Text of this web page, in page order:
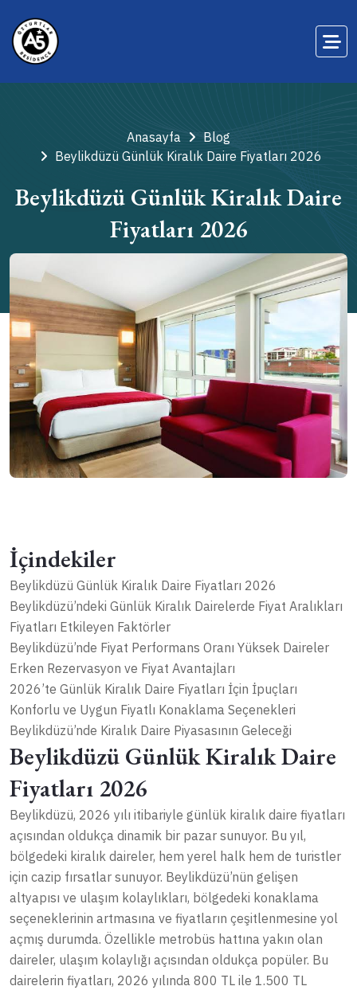
Anasayfa
Blog
Beylikdüzü Günlük Kiralık Daire Fiyatları 2026
Beylikdüzü Günlük Kiralık Daire
Fiyatları 2026
İçindekiler
Beylikdüzü Günlük Kiralık Daire Fiyatları 2026
Beylikdüzü’ndeki Günlük Kiralık Dairelerde Fiyat Aralıkları
Fiyatları Etkileyen Faktörler
Beylikdüzü’nde Fiyat Performans Oranı Yüksek Daireler
Erken Rezervasyon ve Fiyat Avantajları
2026’te Günlük Kiralık Daire Fiyatları İçin İpuçları
Konforlu ve Uygun Fiyatlı Konaklama Seçenekleri
Beylikdüzü’nde Kiralık Daire Piyasasının Geleceği
Beylikdüzü Günlük Kiralık Daire
Fiyatları 2026
Beylikdüzü, 2026 yılı itibariyle günlük kiralık daire fiyatları
açısından oldukça dinamik bir pazar sunuyor. Bu yıl,
bölgedeki kiralık daireler, hem yerel halk hem de turistler
için cazip fırsatlar sunuyor. Beylikdüzü’nün gelişen
altyapısı ve ulaşım kolaylıkları, bölgedeki konaklama
seçeneklerinin artmasına ve fiyatların çeşitlenmesine yol
açmış durumda. Özellikle metrobüs hattına yakın olan
daireler, ulaşım kolaylığı açısından oldukça popüler. Bu
dairelerin fiyatları, 2026 yılında 800 TL ile 1.500 TL